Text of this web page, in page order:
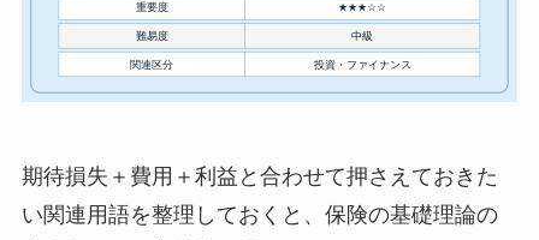
期待損失＋費用＋利益と合わせて押さえておきた
い関連用語を整理しておくと、保険の基礎理論の